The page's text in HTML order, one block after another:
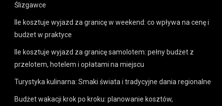
Ślizgawce
Ile kosztuje wyjazd za granicę w weekend: co wpływa na cenę i
budżet w praktyce
Ile kosztuje wyjazd za granicę samolotem: pełny budżet z
przelotem, hotelem i opłatami na miejscu
Turystyka kulinarna: Smaki świata i tradycyjne dania regionalne
Budżet wakacji krok po kroku: planowanie kosztów,